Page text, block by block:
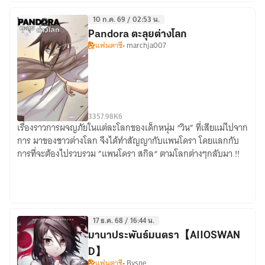
Pandora
ตะลุย
ต่าง
10 ก.ค. 69 / 02:53 น.
Pandora ตะลุยต่างโลก
แฟนตาซี• marchja007
3357.98K6
เรื่องราวการผจญภัยในแต่ละโลกของเด็กหนุ่ม “วิน” ที่เสียแม่ไปจาก
การ มาของชาวต่างโลก จึงได้ทำสัญญากับแพนโดรา โดยแลกกับ
การที่จะต้องไปรวบรวม ”แพนโดรา สกิล“ ตามโลกต่างๆกลับมา !!
17 ธ.ค. 68 / 16:44 น.
มานาประพันธ์มนตรา【AIIOSWAN
D】